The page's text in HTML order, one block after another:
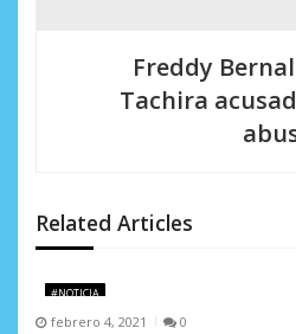
d
e
Freddy
Tachira
Related Articles
#NOTICIA
febrero 4, 2021 0